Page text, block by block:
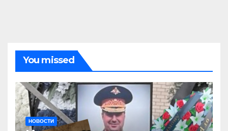
You missed
НОВОСТИ